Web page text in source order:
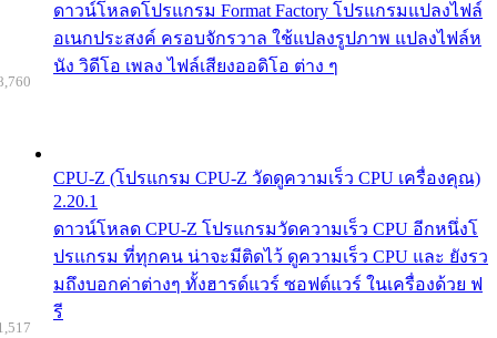
ดาวน์โหลดโปรแกรม Format Factory โปรแกรมแปลงไฟล์
อเนกประสงค์ ครอบจักรวาล ใช้แปลงรูปภาพ แปลงไฟล์ห
นัง วิดีโอ เพลง ไฟล์เสียงออดิโอ ต่าง ๆ
CPU-Z (โปรแกรม CPU-Z วัดดูความเร็ว CPU เครื่องคุณ)
2.20.1
ดาวน์โหลด CPU-Z โปรแกรมวัดความเร็ว CPU อีกหนึ่งโ
ปรแกรม ที่ทุกคน น่าจะมีติดไว้ ดูความเร็ว CPU และ ยังรว
มถึงบอกค่าต่างๆ ทั้งฮารด์แวร์ ซอฟต์แวร์ ในเครื่องด้วย ฟ
รี